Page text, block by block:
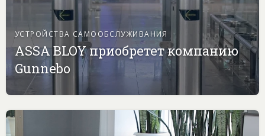
УСТРОЙСТВА САМООБСЛУЖИВАНИЯ
ASSA BLOY приобретет компанию
Gunnebo